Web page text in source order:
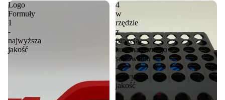
Logo
Formuły
1
-
najwyższa
jakość
4
w
rzędzie
z
funkcją
automatycznego
sortowania
-
najwyższa
jakość